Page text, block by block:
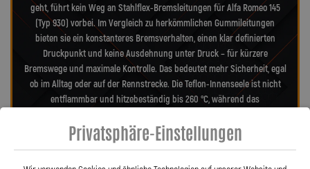
geht, führt kein Weg an Stahlflex-Bremsleitungen für Alfa Romeo 145
(Typ 930) vorbei. Im Vergleich zu herkömmlichen Gummileitungen
bieten sie ein konstanteres Bremsverhalten, einen klar definierten
Druckpunkt und keine Ausdehnung unter Druck – für kürzere
Bremswege und maximale Kontrolle. Das bedeutet mehr Sicherheit, egal
ob im Alltag oder auf der Rennstrecke. Die Teflon-Innenseele ist nicht
entflammbar und hitzebeständig bis 260 °C, während das
unempfindlich gegenüber äußeren Einflüssen macht. Es schützt
zuverlässig vor Marderbissen, Witterung und Beschädigungen – ein
Privatsphäre-Einstellungen